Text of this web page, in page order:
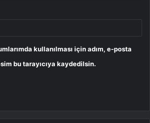
kullanılması için adım, e-posta
bu tarayıcıya kaydedilsin.